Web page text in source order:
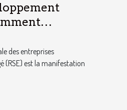
un emploi
?
des entreprises
(RSE) est la manifestation